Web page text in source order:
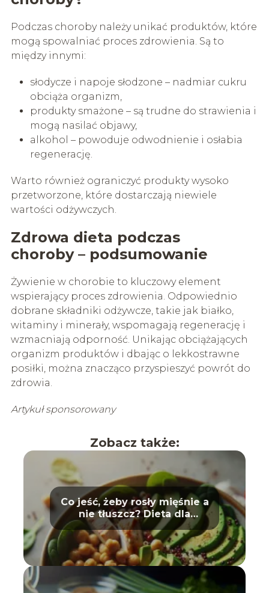
Podczas choroby należy unikać produktów, które
mogą spowalniać proces zdrowienia. Są to
między innymi:
słodycze i napoje słodzone – nadmiar cukru
obciąża organizm,
produkty smażone – są trudne do strawienia i
mogą nasilać objawy,
alkohol – powoduje odwodnienie i osłabia
regenerację.
Warto również ograniczyć produkty wysoko
przetworzone, które dostarczają niewiele
wartości odżywczych.
Zdrowa dieta podczas
choroby – podsumowanie
Żywienie w chorobie to kluczowy element
wspierający proces zdrowienia. Odpowiednio
dobrane składniki odżywcze, takie jak białko,
witaminy i minerały, wspomagają regenerację i
wzmacniają odporność. Unikając obciążających
organizm produktów i dbając o lekkostrawne
posiłki, można znacząco przyspieszyć powrót do
zdrowia.
Artykuł sponsorowany
Zobacz także:
Co jeść, żeby rosły mięśnie a
nie tłuszcz? Dieta dla
sportowców